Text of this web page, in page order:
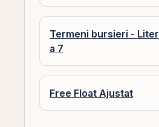
Termeni bursieri -
a 7
Free Float Ajustat